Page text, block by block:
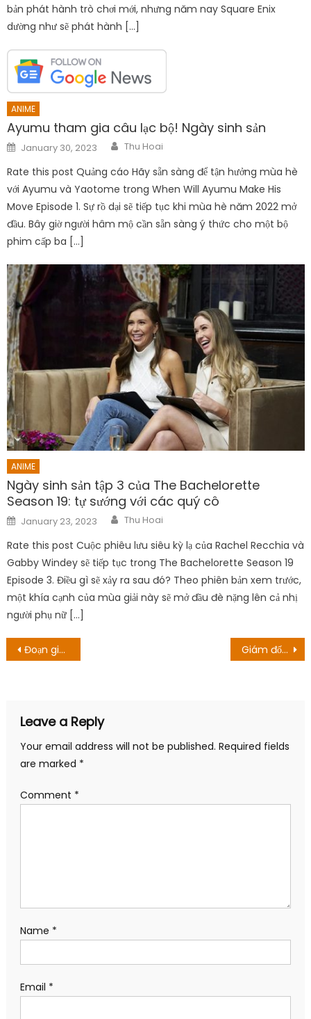
bản phát hành trò chơi mới, nhưng năm nay Square Enix
dường như sẽ phát hành […]
ANIME
Ayumu tham gia câu lạc bộ! Ngày sinh sản
Posted
on
January 30, 2023 Author
Thu Hoai
Rate this post Quảng cáo Hãy sẵn sàng để tận hưởng mùa hè
với Ayumu và Yaotome trong When Will Ayumu Make His
Move Episode 1. Sự rồ dại sẽ tiếp tục khi mùa hè năm 2022 mở
đầu. Bây giờ người hâm mộ cần sẵn sàng ý thức cho một bộ
phim cấp ba […]
ANIME
Ngày sinh sản tập 3 của The Bachelorette
Season 19: tự sướng với các quý cô
Posted
on
January 23, 2023 Author
Thu Hoai
Rate this post Cuộc phiêu lưu siêu kỳ lạ của Rachel Recchia và
Gabby Windey sẽ tiếp tục trong The Bachelorette Season 19
Episode 3. Điều gì sẽ xảy ra sau đó? Theo phiên bản xem trước,
một khía cạnh của mùa giải này sẽ mở đầu đè nặng lên cả nhị
người phụ nữ […]
Post
Đoạn giới thiệu mới và dàn diễn viên ra mắt! Ngày phát hành và hơn thế nữa! Giám đốc Creed của Sát thủ bị thải hồi hiện đang làm việc cho Tencent
Leave a Reply
Your email address will not be published. Required fields
are marked *
Comment *
Name *
Email *